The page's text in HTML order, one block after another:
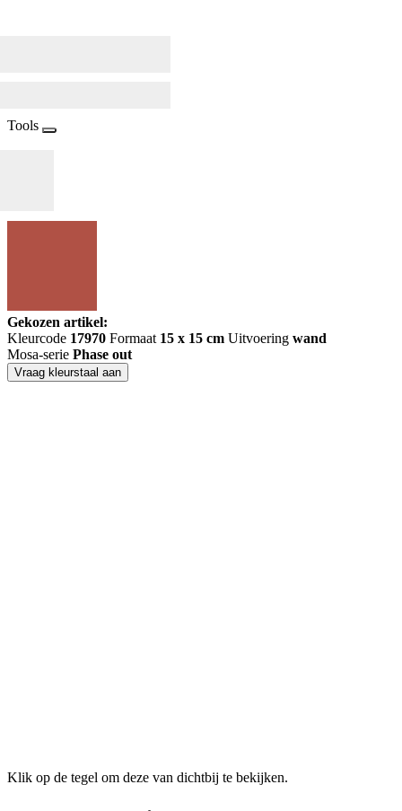
Tools
Gekozen artikel:
Kleurcode 17970 Formaat 15 x 15 cm Uitvoering wand
Mosa-serie Phase out
Vraag kleurstaal aan
Klik op de tegel om deze van dichtbij te bekijken.